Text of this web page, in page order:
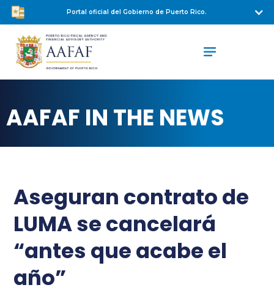
Portal oficial del Gobierno de Puerto Rico.
AAFAF IN THE NEWS
Aseguran contrato de
LUMA se cancelará
“antes que acabe el
año”